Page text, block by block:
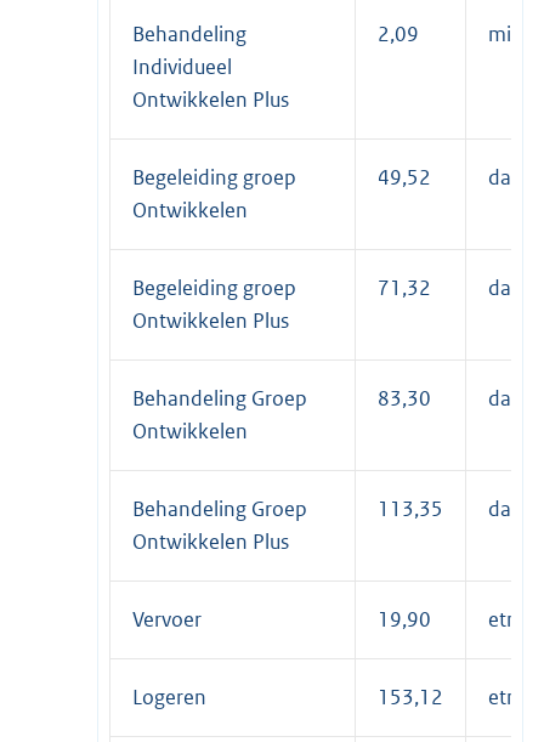
Behandeling
Individueel
Ontwikkelen Plus
2,09
Begeleiding groep
Ontwikkelen
49,52
Begeleiding groep
Ontwikkelen Plus
71,32
Behandeling Groep
Ontwikkelen
83,30
Behandeling Groep
Ontwikkelen Plus
113,35
Vervoer 19,90
Logeren 153,12